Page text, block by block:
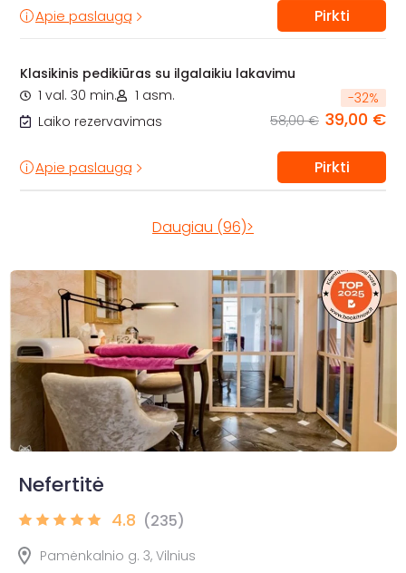
Apie paslaugą Pirkti
Klasikinis pedikiūras su ilgalaikiu lakavimu
1 val. 30 min.
1 asm.
Laiko rezervavimas
-32%
58,00 € 39,00 €
Apie paslaugą Pirkti
Daugiau (96)>
Nefertitė
4.8 (235)
Pamėnkalnio g. 3, Vilnius